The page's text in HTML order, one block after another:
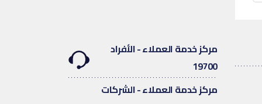
مركز خدمة العملاء - الأفراد
19700
مركز خدمة العملاء - الشركات